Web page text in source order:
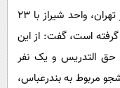
جهان بین ضمن بیان این مطلب که پس از تهران، واحد شیراز با ۲۳
گرفته‌ است، گفت: از این
هیئت علمی/ حق التدریس و یک نفر
همچنین ۷ شهید دانشجو مربوط به بندرعباس،